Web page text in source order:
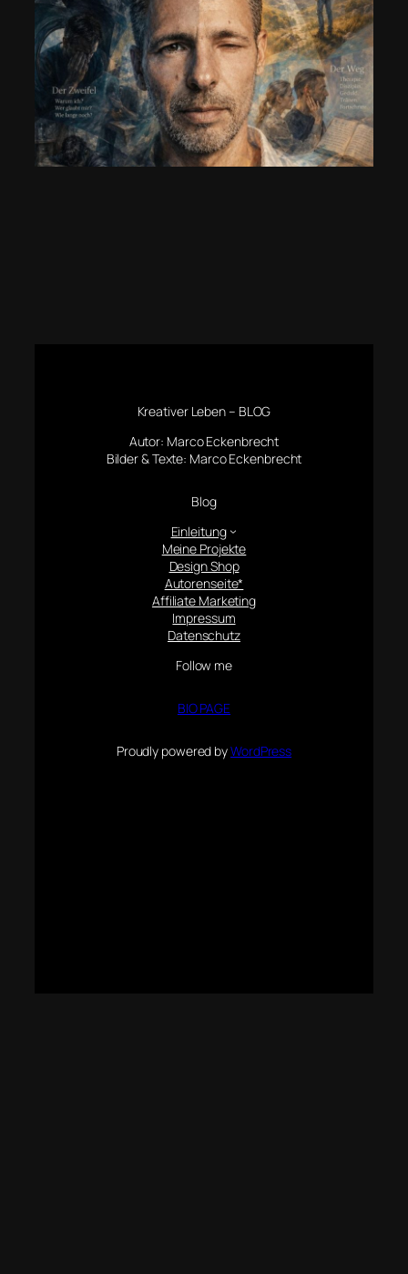
Kreativer Leben – BLOG
Autor: Marco Eckenbrecht
Bilder & Texte: Marco Eckenbrecht
Blog
Einleitung
Meine Projekte
Design Shop
Autorenseite*
Affiliate Marketing
Impressum
Datenschutz
Follow me
BIO PAGE
Proudly powered byWordPress